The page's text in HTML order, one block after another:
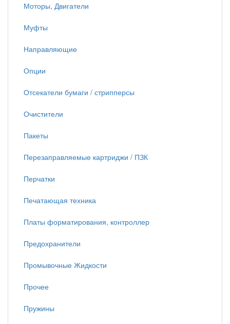
Моторы, Двигатели
Муфты
Направляющие
Опции
Отсекатели бумаги / стрипперсы
Очистители
Пакеты
Перезаправляемые картриджи / ПЗК
Перчатки
Печатающая техника
Платы форматирования, контроллер
Предохранители
Промывочные Жидкости
Прочее
Пружины